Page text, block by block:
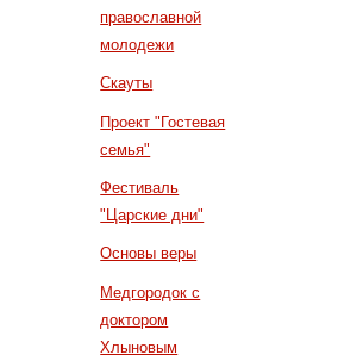
православной
молодежи
Скауты
Проект "Гостевая
семья"
Фестиваль
"Царские дни"
Основы веры
Медгородок с
доктором
Хлыновым